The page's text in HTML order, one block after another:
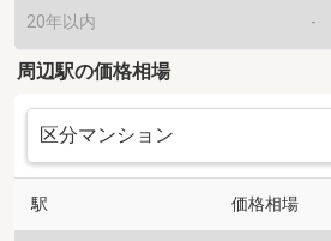
20年以内 -
周辺駅の価格相場
駅 価格相場